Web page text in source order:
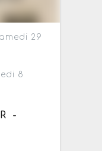
29
8
-